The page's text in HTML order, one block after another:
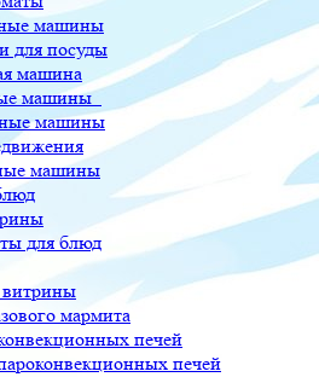
машины
для посуды
машина
машины
машины
машины
для блюд
мармита
печей
печей